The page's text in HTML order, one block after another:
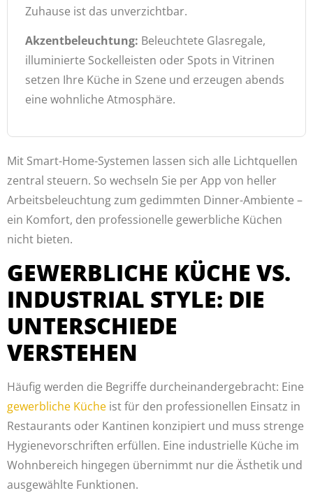
Zuhause ist das unverzichtbar.
Akzentbeleuchtung: Beleuchtete Glasregale,
illuminierte Sockelleisten oder Spots in Vitrinen
setzen Ihre Küche in Szene und erzeugen abends
eine wohnliche Atmosphäre.
Mit Smart-Home-Systemen lassen sich alle Lichtquellen
zentral steuern. So wechseln Sie per App von heller
Arbeitsbeleuchtung zum gedimmten Dinner-Ambiente –
ein Komfort, den professionelle gewerbliche Küchen
nicht bieten.
GEWERBLICHE KÜCHE VS.
INDUSTRIAL STYLE: DIE
UNTERSCHIEDE
VERSTEHEN
Häufig werden die Begriffe durcheinandergebracht: Eine
gewerbliche Küche ist für den professionellen Einsatz in
Restaurants oder Kantinen konzipiert und muss strenge
Hygienevorschriften erfüllen. Eine industrielle Küche im
Wohnbereich hingegen übernimmt nur die Ästhetik und
ausgewählte Funktionen.